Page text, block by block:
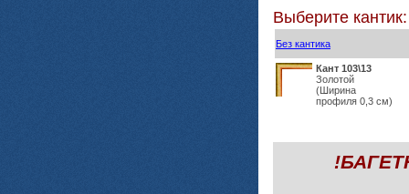
Выберите кантик:
Без кантика
Кант 103\13
Золотой
(Ширина
профиля 0,3 см)